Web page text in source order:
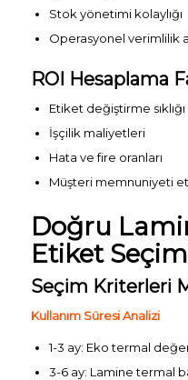
Stok yönetimi kolaylığı
Operasyonel verimlilik
ROI Hesaplama
Etiket değiştirme sıklığı
İşçilik maliyetleri
Hata ve fire oranları
Müşteri memnuniyeti
Doğru
Etiket
Seçim Kriterleri
Kullanım Süresi Analizi
1-3 ay: Eko termal
3-6 ay: Lamine termal